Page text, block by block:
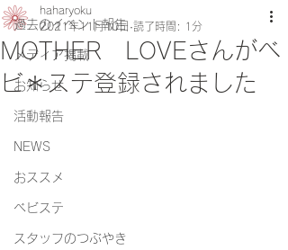
過去のイベント報告
メディア掲載
お知らせ
活動報告
NEWS
おススメ
ベビステ
スタッフのつぶやき
MOTHER LOVEさんがベ
ビ＊ステ登録されました
haharyoku
2021年11月10日 読了時間: 1分